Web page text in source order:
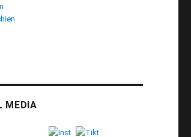
Regen und Sturm“
MEDIA